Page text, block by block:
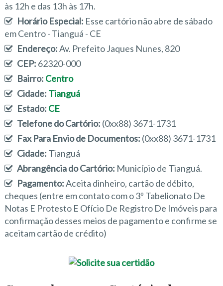
às 12h e das 13h às 17h.
Horário Especial: Esse cartório não abre de sábado
em Centro - Tianguá - CE
Endereço:Av. Prefeito Jaques Nunes, 820
CEP: 62320-000
Bairro: Centro
Cidade: Tianguá
Estado: CE
Telefone do Cartório: (0xx88) 3671-1731
Fax Para Envio de Documentos: (0xx88) 3671-1731
Cidade: Tianguá
Abrangência do Cartório: Município de Tianguá.
Pagamento:Aceita dinheiro, cartão de débito,
cheques (entre em contato com o 3º Tabelionato De
Notas E Protesto E Ofício De Registro De Imóveis para
confirmação desses meios de pagamento e confirme se
aceitam cartão de crédito)